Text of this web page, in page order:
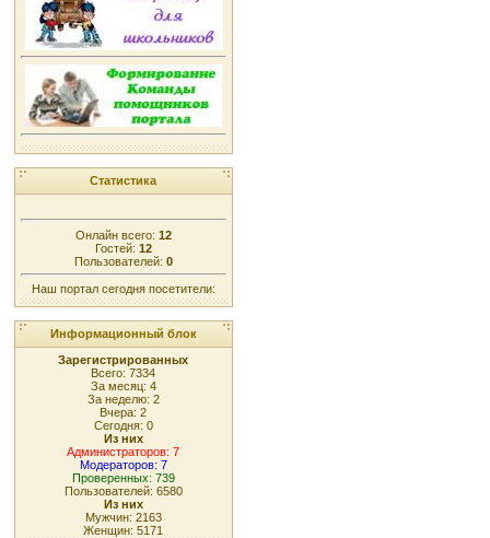
Статистика
Онлайн всего: 12
Гостей: 12
Пользователей: 0
Наш портал сегодня посетители:
Информационный блок
Зарегистрированных
Всего: 7334
За месяц: 4
За неделю: 2
Вчера: 2
Сегодня: 0
Из них
Администраторов: 7
Модераторов: 7
Проверенных: 739
Пользователей: 6580
Из них
Мужчин: 2163
Женщин: 5171